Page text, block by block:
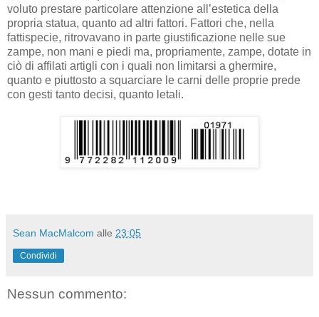
voluto prestare particolare attenzione all’estetica della
propria statua, quanto ad altri fattori. Fattori che, nella
fattispecie, ritrovavano in parte giustificazione nelle sue
zampe, non mani e piedi ma, propriamente, zampe, dotate in
ciò di affilati artigli con i quali non limitarsi a ghermire,
quanto e piuttosto a squarciare le carni delle proprie prede
con gesti tanto decisi, quanto letali.
Sean MacMalcom alle 23:05
Condividi
Nessun commento: